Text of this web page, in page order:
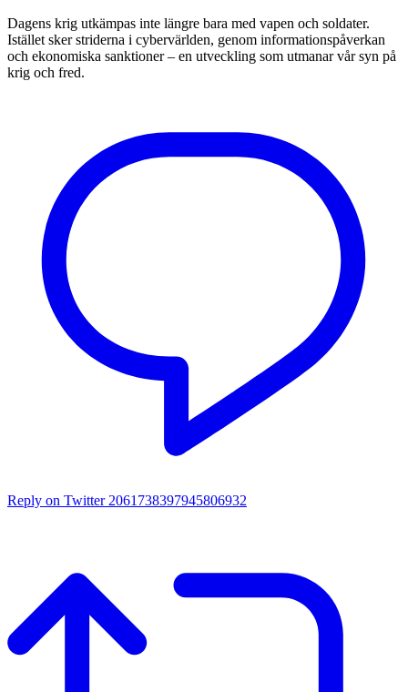
Dagens krig utkämpas inte längre bara med vapen och soldater.
Istället sker striderna i cybervärlden, genom informationspåverkan
och ekonomiska sanktioner – en utveckling som utmanar vår syn på
krig och fred.
Reply on Twitter 2061738397945806932